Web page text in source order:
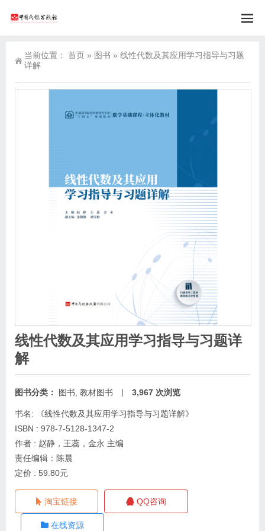
当前位置： 首页 » 图书 » 线性代数及其应用学习指导与习题
详解
线性代数及其应用学习指导与习题详
解
图书分类： 图书 教材图书 | 3,967 次浏览
书名: 《线性代数及其应用学习指导与习题详解》
ISBN : 978-7-5128-1347-2
作者 : 赵静，王蕊，金永 主编
责任编辑：陈晨
定价 : 59.80元
淘宝链接 QQ咨询
在线资源